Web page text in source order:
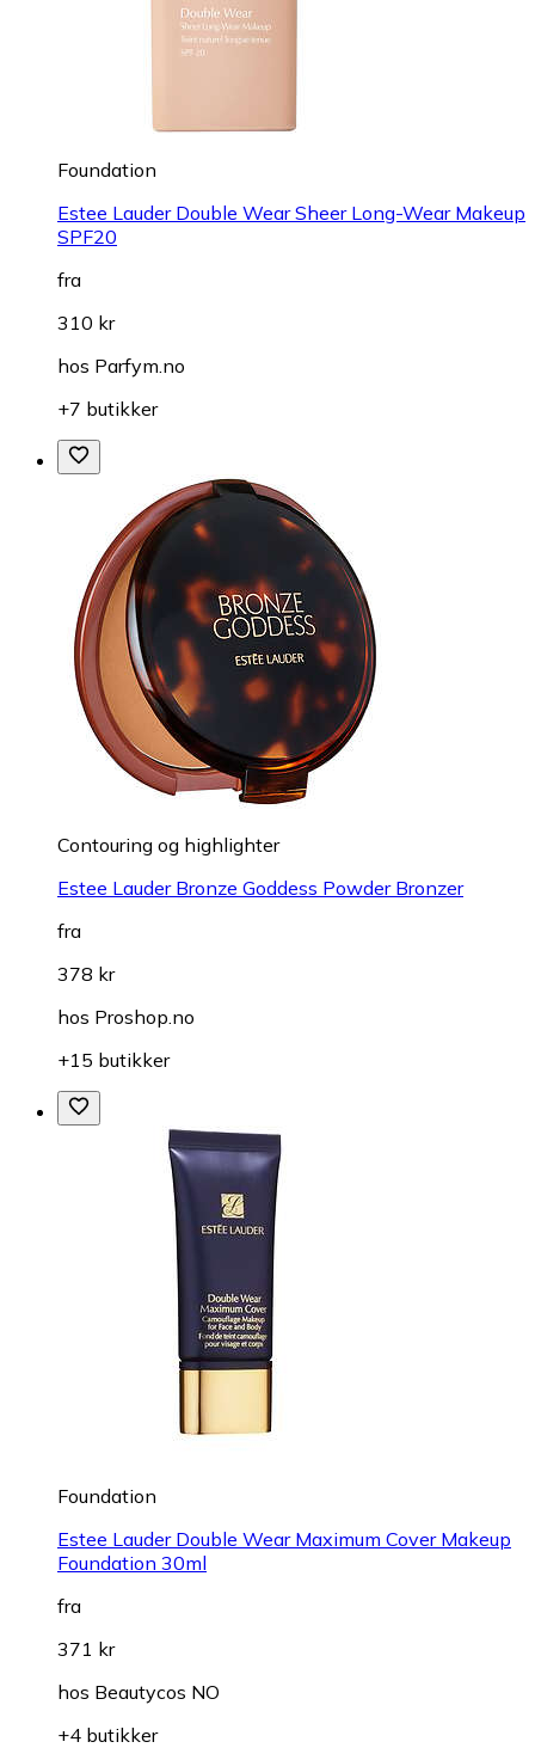
Foundation
Estee Lauder Double Wear Sheer Long-Wear Makeup
SPF20
fra
310 kr
hos Parfym.no
+7 butikker
Contouring og highlighter
Estee Lauder Bronze Goddess Powder Bronzer
fra
378 kr
hos Proshop.no
+15 butikker
Foundation
Estee Lauder Double Wear Maximum Cover Makeup
Foundation 30ml
fra
371 kr
hos Beautycos NO
+4 butikker